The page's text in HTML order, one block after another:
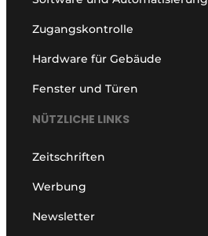
Zugangskontrolle
Hardware für Gebäude
Fenster und Türen
NÜTZLICHE LINKS
Zeitschriften
Werbung
Newsletter